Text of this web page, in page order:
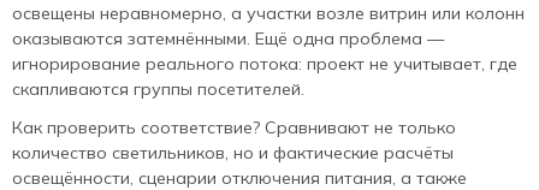
освещены неравномерно, а участки возле витрин или колонн
оказываются затемнёнными. Ещё одна проблема —
игнорирование реального потока: проект не учитывает, где
скапливаются группы посетителей.
Как проверить соответствие? Сравнивают не только
количество светильников, но и фактические расчёты
освещённости, сценарии отключения питания, а также